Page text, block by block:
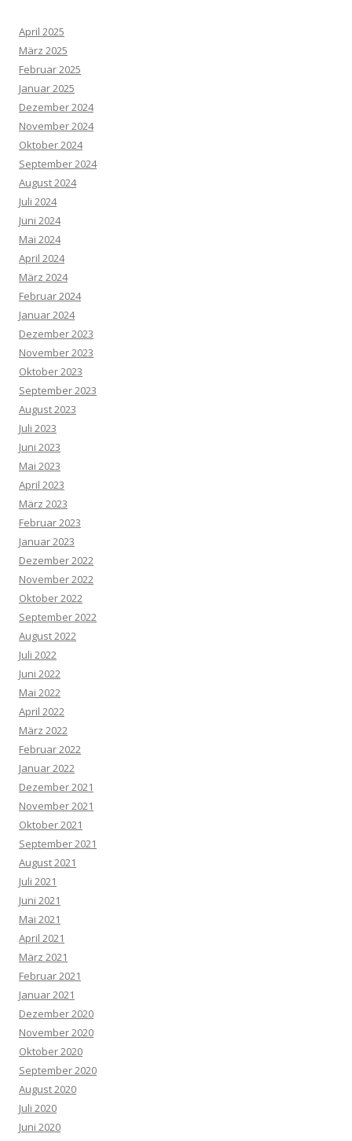
April 2025
März 2025
Februar 2025
Januar 2025
Dezember 2024
November 2024
Oktober 2024
September 2024
August 2024
Juli 2024
Juni 2024
Mai 2024
April 2024
März 2024
Februar 2024
Januar 2024
Dezember 2023
November 2023
Oktober 2023
September 2023
August 2023
Juli 2023
Juni 2023
Mai 2023
April 2023
März 2023
Februar 2023
Januar 2023
Dezember 2022
November 2022
Oktober 2022
September 2022
August 2022
Juli 2022
Juni 2022
Mai 2022
April 2022
März 2022
Februar 2022
Januar 2022
Dezember 2021
November 2021
Oktober 2021
September 2021
August 2021
Juli 2021
Juni 2021
Mai 2021
April 2021
März 2021
Februar 2021
Januar 2021
Dezember 2020
November 2020
Oktober 2020
September 2020
August 2020
Juli 2020
Juni 2020